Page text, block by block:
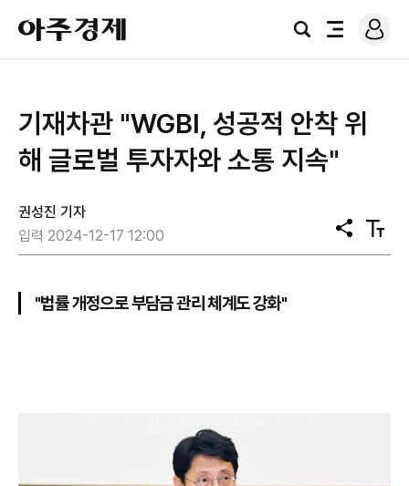
아
주
경
검
전
로
그
기재차관 "WGBI, 성공적 안착 위
해 글로벌 투자자와 소통 지속"
권성진 기자
입력 2024-12-17 12:00
공
유
텍
스
"법률 개정으로 부담금 관리 체계도 강화"